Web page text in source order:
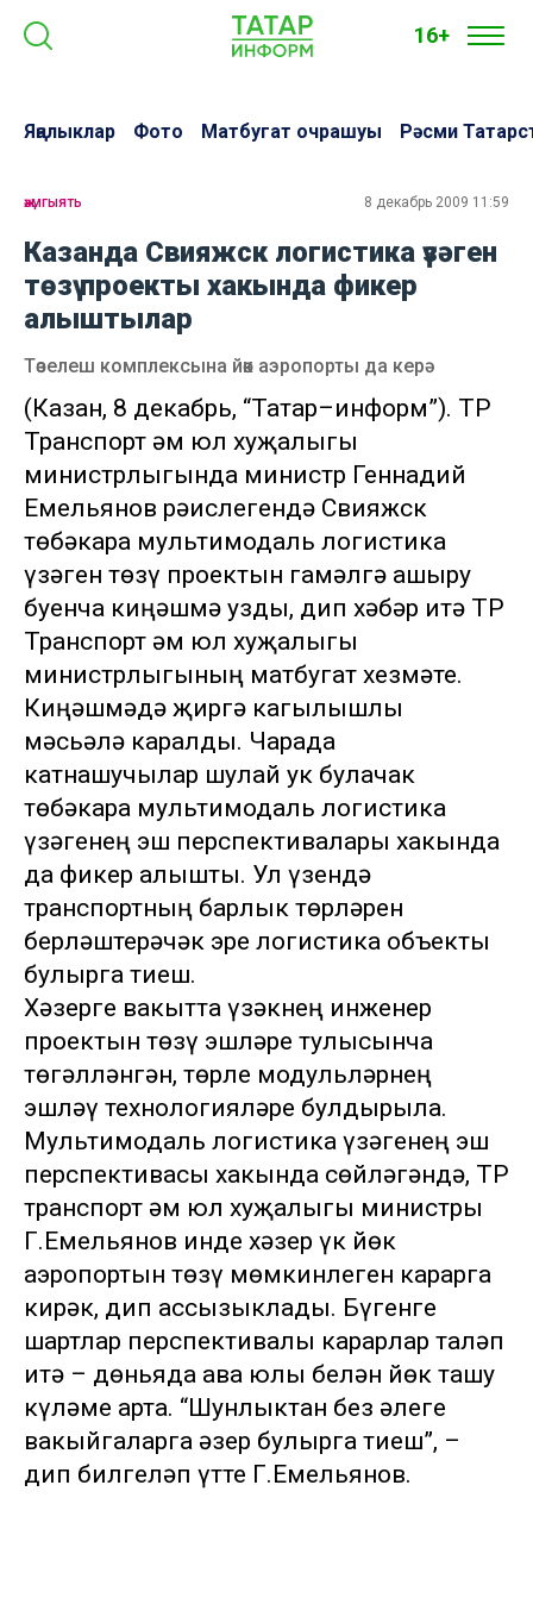
16+
Яңалыклар Фото Матбугат очрашуы Рәсми
җәмгыять 8 декабрь 2009 11:59
Казанда Свияжск логистика үзәген
төзү проекты хакында фикер
алыштылар
Төзелеш комплексына йөк аэропорты да керә
(Казан, 8 декабрь, “Татар–информ”). ТР
Транспорт һәм юл хуҗалыгы
министрлыгында министр Геннадий
Емельянов рәислегендә Свияжск
төбәкара мультимодаль логистика
үзәген төзү проектын гамәлгә ашыру
буенча киңәшмә узды, дип хәбәр итә ТР
Транспорт һәм юл хуҗалыгы
министрлыгының матбугат хезмәте.
Киңәшмәдә җиргә кагылышлы
мәсьәлә каралды. Чарада
катнашучылар шулай ук булачак
төбәкара мультимодаль логистика
үзәгенең эш перспективалары хакында
да фикер алышты. Ул үзендә
транспортның барлык төрләрен
берләштерәчәк эре логистика объекты
булырга тиеш.
Хәзерге вакытта үзәкнең инженер
проектын төзү эшләре тулысынча
төгәлләнгән, төрле модульләрнең
эшләү технологияләре булдырыла.
Мультимодаль логистика үзәгенең эш
перспективасы хакында сөйләгәндә, ТР
транспорт һәм юл хуҗалыгы министры
Г.Емельянов инде хәзер үк йөк
аэропортын төзү мөмкинлеген карарга
кирәк, дип ассызыклады. Бүгенге
шартлар перспективалы карарлар таләп
итә – дөньяда һава юлы белән йөк ташу
күләме арта. “Шунлыктан без әлеге
вакыйгаларга әзер булырга тиеш”, –
дип билгеләп үтте Г.Емельянов.